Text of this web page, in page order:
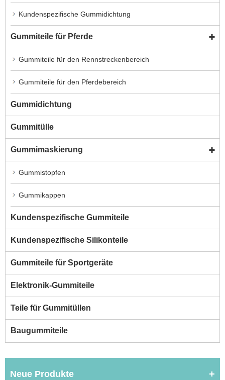
Kundenspezifische Gummidichtung
Gummiteile für Pferde
Gummiteile für den Rennstreckenbereich
Gummiteile für den Pferdebereich
Gummidichtung
Gummitülle
Gummimaskierung
Gummistopfen
Gummikappen
Kundenspezifische Gummiteile
Kundenspezifische Silikonteile
Gummiteile für Sportgeräte
Elektronik-Gummiteile
Teile für Gummitüllen
Baugummiteile
Neue Produkte